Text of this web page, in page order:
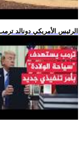
.. الرئيس الأمريكي دونالد